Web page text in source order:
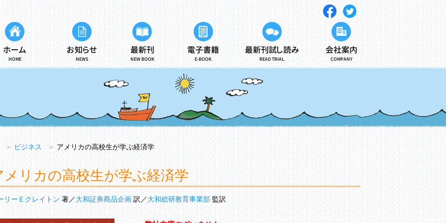
ホーム
HOME
お知らせ
NEWS
最新刊
NEW BOOK
電子書籍
E-BOOK
最新刊試し読み
READ TRIAL
会社案内
COMPANY
＞ ビジネス ＞ アメリカの高校生が学ぶ経済学
メリカの高校生が学ぶ経済学
リーＥクレイトン 著 大和証券商品企画 訳 大和総研教育事業部 監訳